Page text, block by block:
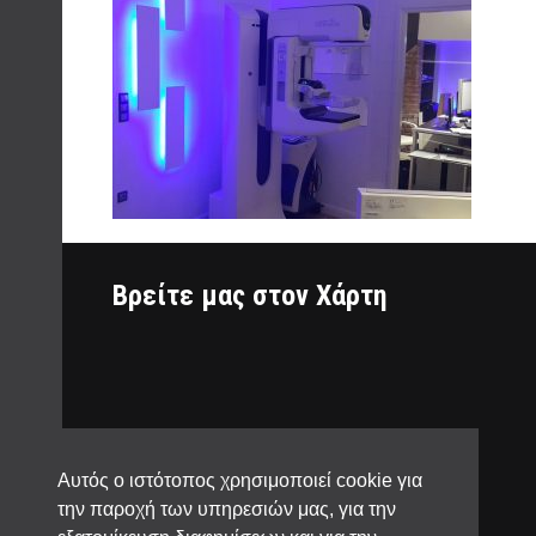
Αυτός ο ιστότοπος χρησιμοποιεί cookie για
την παροχή των υπηρεσιών μας, για την
Βρείτε μας στον Χάρτη